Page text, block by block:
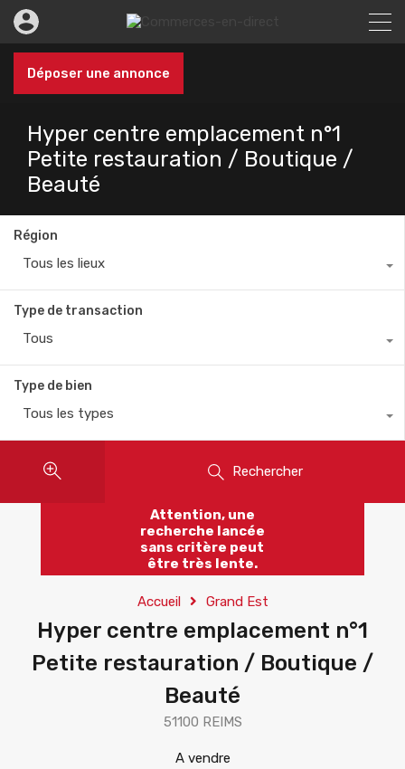
Déposer une annonce
Hyper centre emplacement n°1
Petite restauration / Boutique /
Beauté
Région
Tous les lieux
Type de transaction
Tous
Type de bien
Tous les types
Rechercher
Attention, une
recherche lancée
sans critère peut
être très lente.
Accueil Grand Est
Hyper centre emplacement n°1
Petite restauration / Boutique /
Beauté
51100 REIMS
A vendre